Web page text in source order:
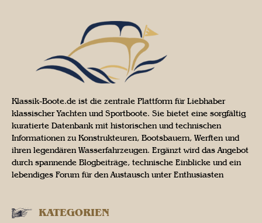
Klassik-Boote.de ist die zentrale Plattform für Liebhaber
klassischer Yachten und Sportboote. Sie bietet eine sorgfältig
kuratierte Datenbank mit historischen und technischen
Informationen zu Konstrukteuren, Bootsbauern, Werften und
ihren legendären Wasserfahrzeugen. Ergänzt wird das Angebot
durch spannende Blogbeiträge, technische Einblicke und ein
lebendiges Forum für den Austausch unter Enthusiasten
KATEGORIEN